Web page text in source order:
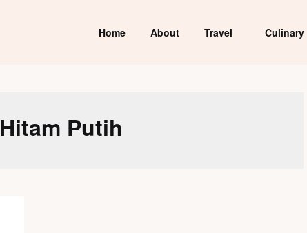
Home About Travel Culinary
Hitam Putih